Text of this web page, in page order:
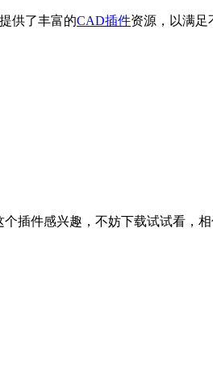
提供了丰富的CAD插件资源，以满
兴趣，不妨下载试试看